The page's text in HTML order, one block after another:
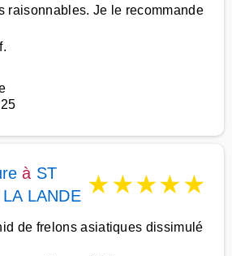
raisonnables. Je le recommande
à ST
LANDE ★★★★★
de frelons asiatiques dissimulé